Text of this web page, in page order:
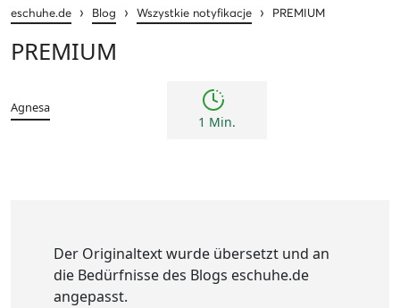
eschuhe.de › Blog › Wszystkie notyfikacje › PREMIUM
PREMIUM
Agnesa
1 Min.
Der Originaltext wurde übersetzt und an
die Bedürfnisse des Blogs eschuhe.de
angepasst.